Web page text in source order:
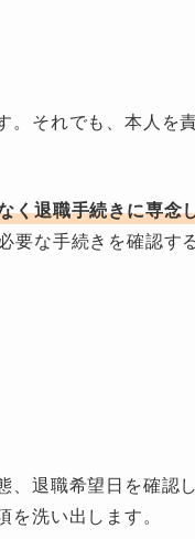
。それでも、本人を
く退職手続きに専念
要な手続きを確認す
、退職希望日を確認
洗い出します。